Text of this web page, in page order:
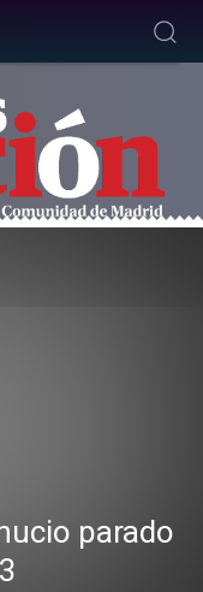
parado